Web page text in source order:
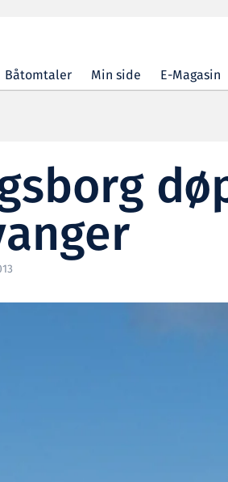
Båtomtaler Min side E-Magasin